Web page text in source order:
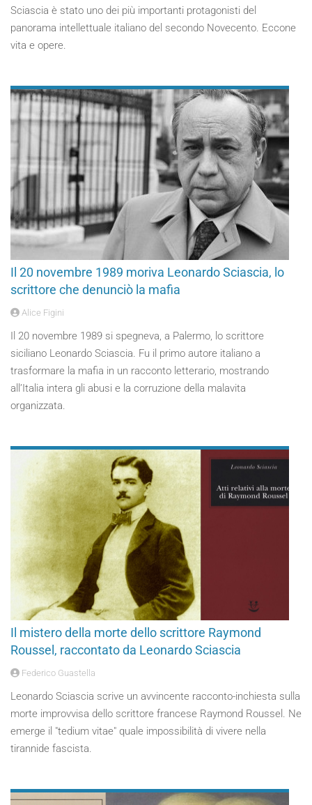
Sciascia è stato uno dei più importanti protagonisti del
panorama intellettuale italiano del secondo Novecento. Eccone
vita e opere.
Il 20 novembre 1989 moriva Leonardo Sciascia, lo
scrittore che denunciò la mafia
Alice Figini
Il 20 novembre 1989 si spegneva, a Palermo, lo scrittore
siciliano Leonardo Sciascia. Fu il primo autore italiano a
trasformare la mafia in un racconto letterario, mostrando
all’Italia intera gli abusi e la corruzione della malavita
organizzata.
Il mistero della morte dello scrittore Raymond
Roussel, raccontato da Leonardo Sciascia
Federico Guastella
Leonardo Sciascia scrive un avvincente racconto-inchiesta sulla
morte improvvisa dello scrittore francese Raymond Roussel. Ne
emerge il "tedium vitae" quale impossibilità di vivere nella
tirannide fascista.